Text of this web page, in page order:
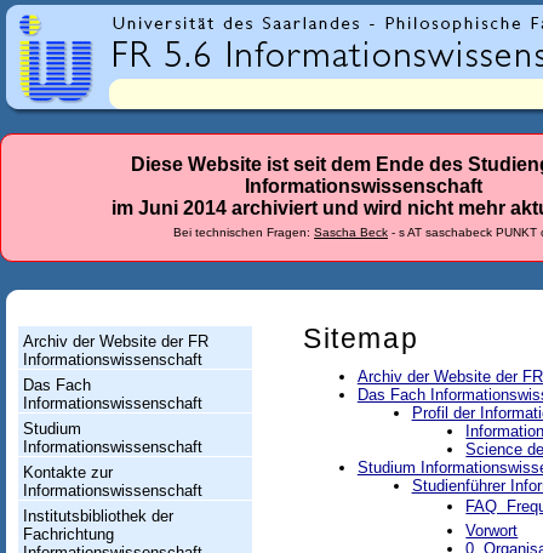
r
l
a
n
-
a
c
h
r
i
c
Diese Website ist seit dem Ende des
Informationswissenschaft
im Juni 2014 archiviert und wird nicht mehr
Bei technischen Fragen: Sascha Beck - s AT saschabeck PUNKT
Archiv der Website der FR
Informationswissenschaft
Das Fach
Informationswissenschaft
Studium
Informationswissenschaft
Kontakte zur
Informationswissenschaft
Institutsbibliothek der
Fachrichtung
Sitemap
Archiv der Website der
Das Fach
Profil der
Science
Studium
Studienführer
FAQ 
Vorwort
0.